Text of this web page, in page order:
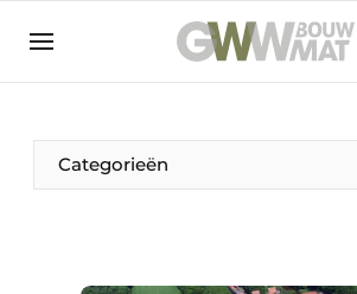
NL EN
Categorieën
De Pen